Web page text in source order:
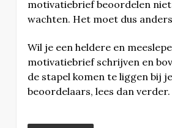
motivatiebrief beoordelen
wachten. Het moet dus
Wil je een heldere en
motivatiebrief schrijven en
de stapel komen te liggen bij je
beoordelaars, lees dan verder.